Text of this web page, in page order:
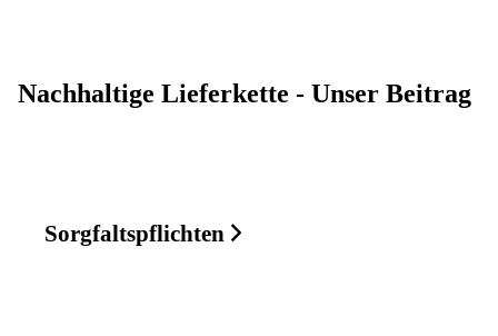
Nachhaltige Lieferkette - Unser Beitrag
Sorgfaltspflichten